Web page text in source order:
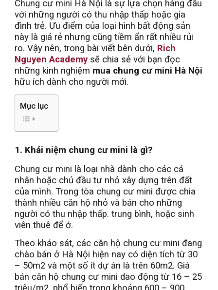
Chung cư mini Hà Nội là sự lựa chọn hàng đầu
với những người có thu nhập thấp hoặc gia
đình trẻ. Ưu điểm của loại hình bất động sản
này là giá rẻ nhưng cũng tiềm ẩn rất nhiều rủi
ro. Vậy nên, trong bài viết bên dưới, Rich
Nguyen Academysẽ chia sẻ với bạn đọc
những kinh nghiệm mua chung cư mini Hà Nội
hữu ích dành cho người mới.
Mục lục
1. Khái niệm chung cư mini là gì?
Chung cư mini là loại nhà dành cho các cá
nhân hoặc chủ đầu tư nhỏ xây dựng trên đất
của mình. Trong tòa chung cư mini được chia
thành nhiều căn hộ nhỏ và bán cho những
người có thu nhập thấp. trung bình, hoặc sinh
viên thuê để ở.
Theo khảo sát, các căn hộ chung cư mini đang
chào bán ở Hà Nội hiện nay có diện tích từ 30
– 50m2 và một số ít dự án là trên 60m2. Giá
bán căn hộ chung cư mini dao động từ 16 – 25
triệu/m2, phổ biến trong khoảng 600 – 900